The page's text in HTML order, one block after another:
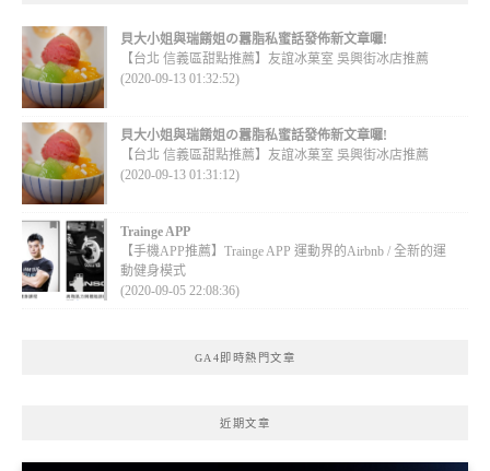
貝大小姐與瑞餚姐の囂脂私蜜話發佈新文章囉!
【台北 信義區甜點推薦】友誼冰菓室 吳興街冰店推薦
(2020-09-13 01:32:52)
貝大小姐與瑞餚姐の囂脂私蜜話發佈新文章囉!
【台北 信義區甜點推薦】友誼冰菓室 吳興街冰店推薦
(2020-09-13 01:31:12)
Trainge APP
【手機APP推薦】Trainge APP 運動界的Airbnb / 全新的運
動健身模式
(2020-09-05 22:08:36)
GA4即時熱門文章
近期文章